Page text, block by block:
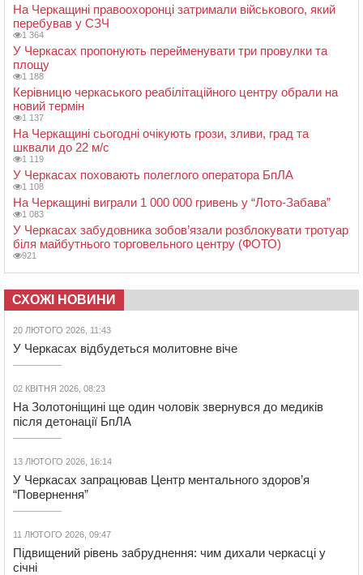
На Черкащині правоохоронці затримали військового, який
перебував у СЗЧ
1 364
У Черкасах пропонують перейменувати три провулки та
площу
1 188
Керівницю черкаського реабілітаційного центру обрали на
новий термін
1 137
На Черкащині сьогодні очікують грози, зливи, град та
шквали до 22 м/с
1 119
У Черкасах поховають полеглого оператора БпЛА
1 108
На Черкащині виграли 1 000 000 гривень у “Лото-Забава”
1 083
У Черкасах забудовника зобов’язали розблокувати тротуар
біля майбутнього торговельного центру (ФОТО)
921
СХОЖІ НОВИНИ
20 ЛЮТОГО 2026, 11:43
У Черкасах відбудеться молитовне віче
02 КВІТНЯ 2026, 08:23
На Золотоніщині ще один чоловік звернувся до медиків
після детонації БпЛА
13 ЛЮТОГО 2026, 16:14
У Черкасах запрацював Центр ментального здоров’я
“Повернення”
11 ЛЮТОГО 2026, 09:47
Підвищений рівень забруднення: чим дихали черкасці у
січні